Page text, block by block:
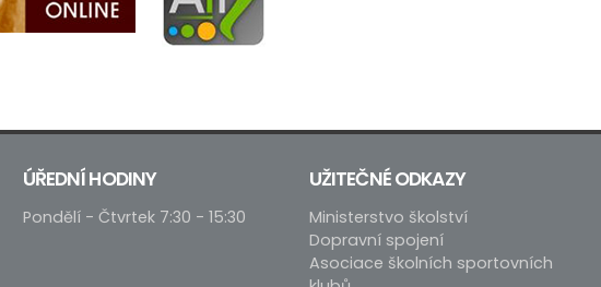
ÚŘEDNÍ HODINY
Pondělí - Čtvrtek 7:30 - 15:30
UŽITEČNÉ ODKAZY
Ministerstvo školství
Dopravní spojení
Asociace školních sportovních